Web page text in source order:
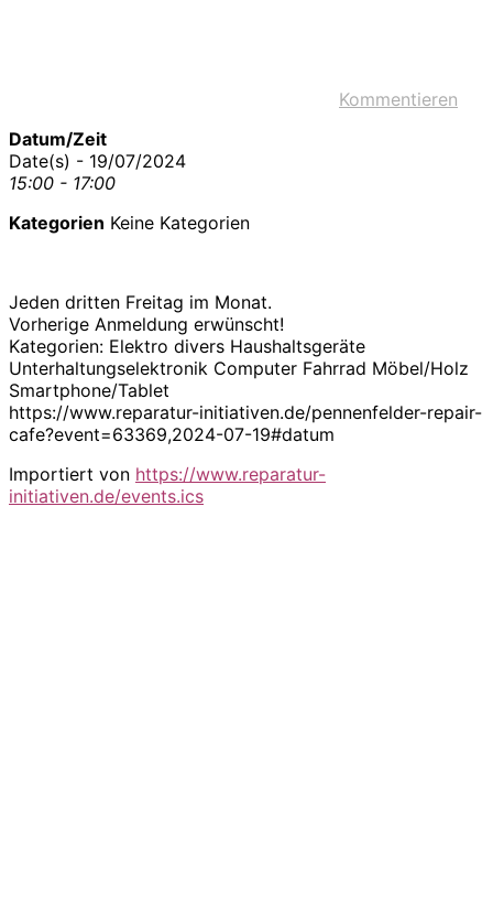
Kommentieren
Datum/Zeit
Date(s) - 19/07/2024
15:00 - 17:00
Kategorien Keine Kategorien
Jeden dritten Freitag im Monat.
Vorherige Anmeldung erwünscht!
Kategorien: Elektro divers Haushaltsgeräte
Unterhaltungselektronik Computer Fahrrad Möbel/Holz
Smartphone/Tablet
https://www.reparatur-initiativen.de/pennenfelder-repair-
cafe?event=63369,2024-07-19#datum
Importiert von https://www.reparatur-
initiativen.de/events.ics